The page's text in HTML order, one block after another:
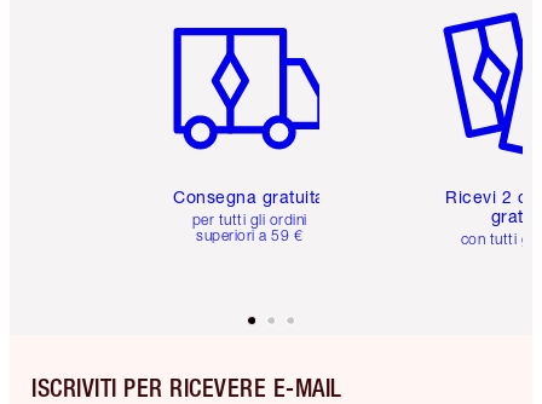
Consegna gratuita
per tutti gli ordini
superiori a 59 €
Ricevi 2
con tutti gli
ISCRIVITI PER RICEVERE E-MAIL